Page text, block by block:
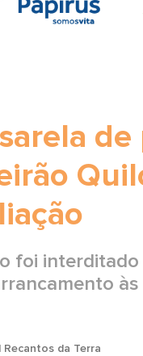
foi
Recantos da Terra